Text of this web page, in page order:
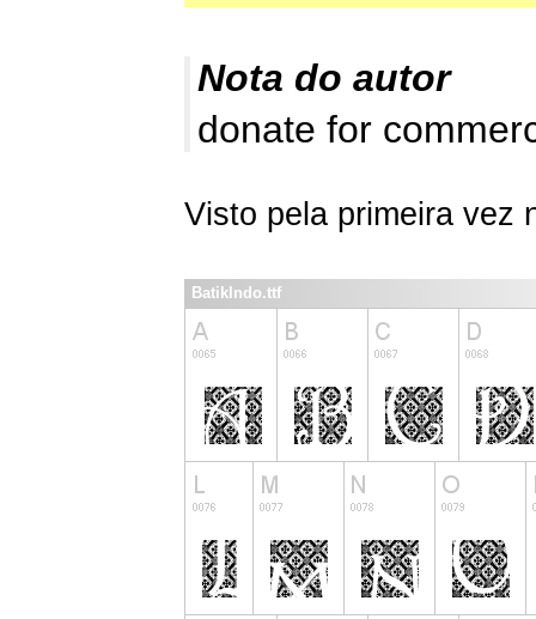
Nota do autor
donate for
Visto pela primeira vez
BatikIndo.ttf